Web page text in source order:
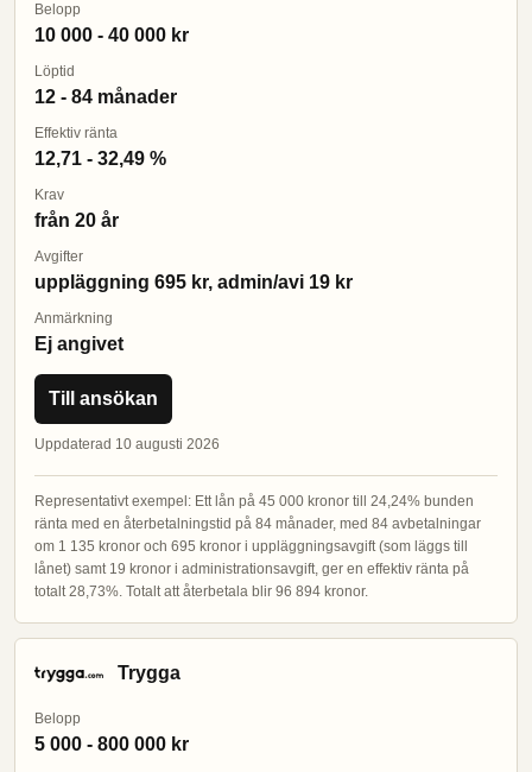
Belopp
10 000 - 40 000 kr
Löptid
12 - 84 månader
Effektiv ränta
12,71 - 32,49 %
Krav
från 20 år
Avgifter
uppläggning 695 kr, admin/avi 19 kr
Anmärkning
Ej angivet
Till ansökan
Uppdaterad 10 augusti 2026
Representativt exempel: Ett lån på 45 000 kronor till 24,24% bunden
ränta med en återbetalningstid på 84 månader, med 84 avbetalningar
om 1 135 kronor och 695 kronor i uppläggningsavgift (som läggs till
lånet) samt 19 kronor i administrationsavgift, ger en effektiv ränta på
totalt 28,73%. Totalt att återbetala blir 96 894 kronor.
Trygga
Belopp
5 000 - 800 000 kr